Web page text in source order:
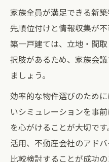
家族全員が満足できる新
先順位付けと情報収集が
築一戸建ては、立地・間
択肢があるため、家族会
ましょう。
効率的な物件選びのため
いシミュレーションを事
を心がけることが大切で
活用、不動産会社のアド
比較検討することが成功